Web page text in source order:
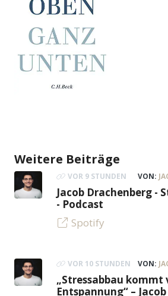
Weitere Beiträge
VOR 9 STUNDEN VON:
Jacob Drachenberg -
- Podcast
Spotify
VOR 10 STUNDEN VON:
„Stressabbau kommt
Entspannung“ –